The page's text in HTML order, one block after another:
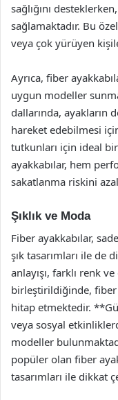
sağlığını
sağlamaktadır. Bu
veya çok yürüyen
Ayrıca, fiber
uygun modeller
dallarında, ayakların
hareket edebilmesi
tutkunları için ideal
ayakkabılar, hem
sakatlanma riskini
Şıklık ve Moda
Fiber ayakkabılar,
şık tasarımları ile de
anlayışı, farklı renk
birleştirildiğinde, fiber
hitap etmektedir.
veya sosyal
modeller
popüler olan fiber
tasarımları ile dikkat